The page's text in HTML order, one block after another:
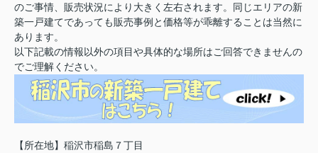
のご事情、販売状況により大きく左右されます。同じエリアの新
築一戸建てであっても販売事例と価格等が乖離することは当然に
あります。
以下記載の情報以外の項目や具体的な場所はご回答できませんの
でご理解ください。
【所在地】稲沢市稲島７丁目